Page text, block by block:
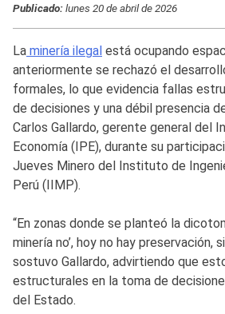
Publicado:lunes 20 de abril de 2026
La minería ilegal está ocupando
anteriormente se rechazó el
formales, lo que evidencia fallas
de decisiones y una débil presencia
Carlos Gallardo, gerente general del
Economía (IPE), durante su
Jueves Minero del Instituto de
Perú (IIMP).
“En zonas donde se planteó la
minería no’, hoy no hay preservación,
sostuvo Gallardo, advirtiendo que
estructurales en la toma de
del Estado.